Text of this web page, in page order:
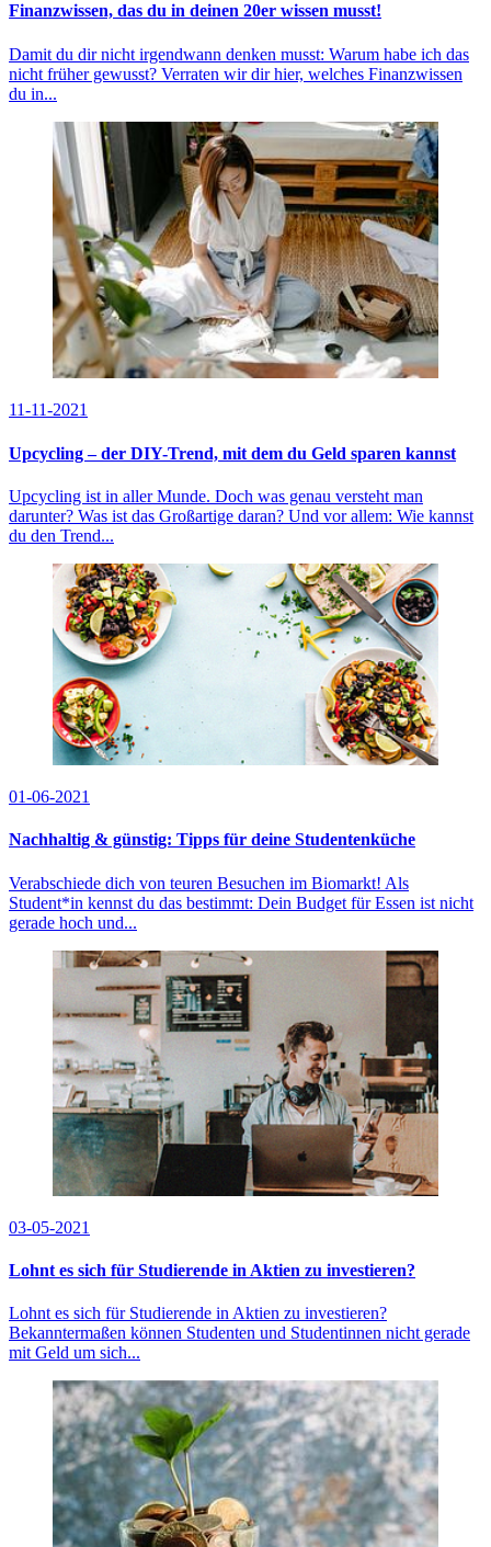
Finanzwissen, das du in deinen 20er wissen musst!
Damit du dir nicht irgendwann denken musst: Warum habe ich das
nicht früher gewusst? Verraten wir dir hier, welches Finanzwissen
du in...
11-11-2021
Upcycling – der DIY-Trend, mit dem du Geld sparen kannst
Upcycling ist in aller Munde. Doch was genau versteht man
darunter? Was ist das Großartige daran? Und vor allem: Wie kannst
du den Trend...
01-06-2021
Nachhaltig & günstig: Tipps für deine Studentenküche
Verabschiede dich von teuren Besuchen im Biomarkt! Als
Student*in kennst du das bestimmt: Dein Budget für Essen ist nicht
gerade hoch und...
03-05-2021
Lohnt es sich für Studierende in Aktien zu investieren?
Lohnt es sich für Studierende in Aktien zu investieren?
Bekanntermaßen können Studenten und Studentinnen nicht gerade
mit Geld um sich...